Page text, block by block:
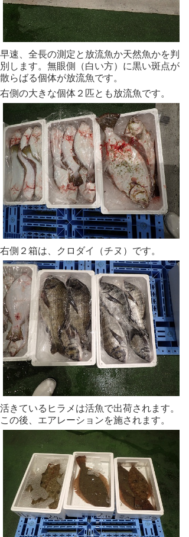
早速、全長の測定と放流魚か天然魚かを判
別します。無眼側（白い方）に黒い斑点が
散らばる個体が放流魚です。
右側の大きな個体２匹とも放流魚です。
右側２箱は、クロダイ（チヌ）です。
活きているヒラメは活魚で出荷されます。
この後、エアレーションを施されます。